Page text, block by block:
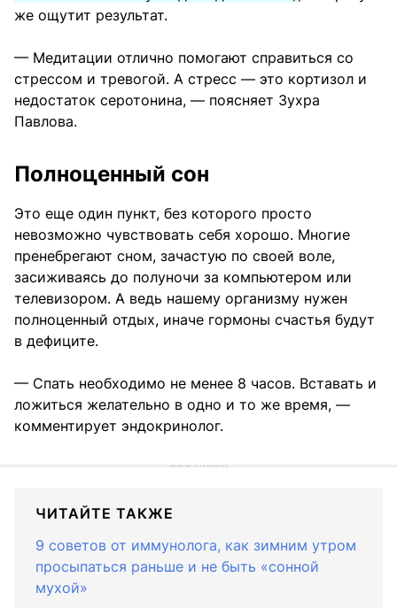
же ощутит результат.
— Медитации отлично помогают справиться со
стрессом и тревогой. А стресс — это кортизол и
недостаток серотонина, — поясняет Зухра
Павлова.
Полноценный сон
Это еще один пункт, без которого просто
невозможно чувствовать себя хорошо. Многие
пренебрегают сном, зачастую по своей воле,
засиживаясь до полуночи за компьютером или
телевизором. А ведь нашему организму нужен
полноценный отдых, иначе гормоны счастья будут
в дефиците.
— Спать необходимо не менее 8 часов. Вставать и
ложиться желательно в одно и то же время, —
комментирует эндокринолог.
ЧИТАЙТЕ ТАКЖЕ
9 советов от иммунолога, как зимним утром
просыпаться раньше и не быть «сонной
мухой»